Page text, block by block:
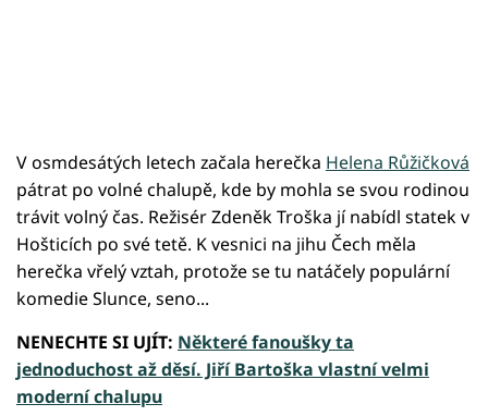
V osmdesátých letech začala herečka Helena Růžičková
pátrat po volné chalupě, kde by mohla se svou rodinou
trávit volný čas. Režisér Zdeněk Troška jí nabídl statek v
Hošticích po své tetě. K vesnici na jihu Čech měla
herečka vřelý vztah, protože se tu natáčely populární
komedie Slunce, seno...
NENECHTE SI UJÍT: Některé fanoušky ta
jednoduchost až děsí. Jiří Bartoška vlastní velmi
moderní chalupu